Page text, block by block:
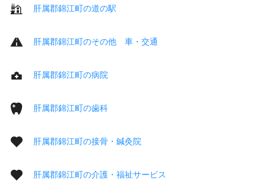
肝属郡錦江町の道の駅
肝属郡錦江町のその他 車・交通
肝属郡錦江町の病院
肝属郡錦江町の歯科
肝属郡錦江町の接骨・鍼灸院
肝属郡錦江町の介護・福祉サービス